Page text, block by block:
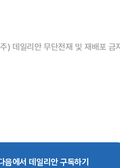
) 데일리안 무단전재 및 재배포 금
음에서 데일리안 구독하기